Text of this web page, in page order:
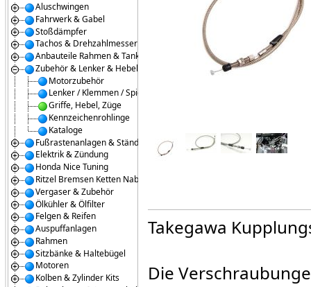
Aluschwingen
Fahrwerk & Gabel
Stoßdämpfer
Tachos & Drehzahlmesser
Anbauteile Rahmen & Tanks
Zubehör & Lenker & Hebel
Motorzubehör
Lenker / Klemmen / Spiegel
Griffe, Hebel, Züge
Kennzeichenrohlinge
Kataloge
Fußrastenanlagen & Ständer
Elektrik & Zündung
Honda Nice Tuning
Ritzel Bremsen Ketten Naben
Vergaser & Zubehör
Ölkühler & Ölfilter
Felgen & Reifen
Auspuffanlagen
Rahmen
Sitzbänke & Haltebügel
Motoren
Kolben & Zylinder Kits
Takegawa
Die